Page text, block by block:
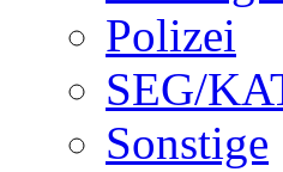
Polizei
SEG/
Sonstige